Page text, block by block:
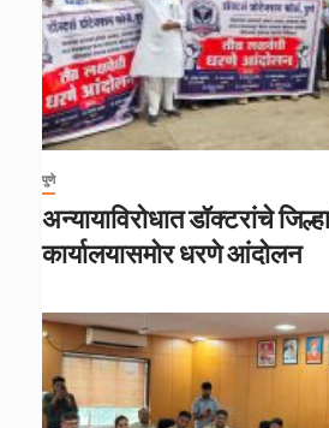
पुणे
अन्यायाविरोधात डॉक्टरांचे
कार्यालयासमोर धरणे आंदोलन